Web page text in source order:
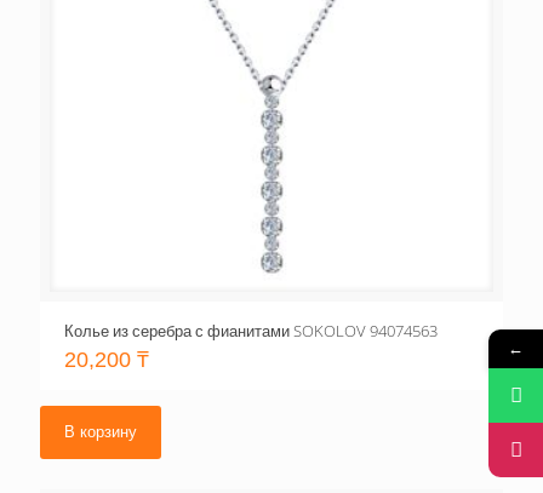
Колье из серебра с фианитами SOKOLOV 94074563
20,200 ₸
В корзину
←